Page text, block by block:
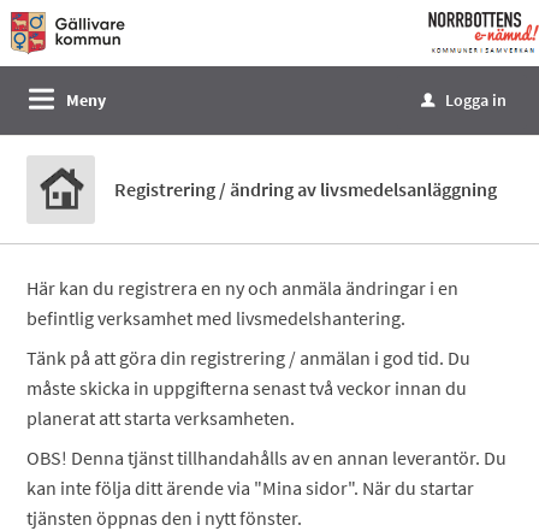
Välkommen
till
tjänster
Norrbottens
enämnd
Meny u Logga in
Registrering / ändring av livsmedelsanläggning
Här kan du registrera en ny och anmäla ändringar i en
befintlig verksamhet med livsmedelshantering.
Tänk på att göra din registrering / anmälan i god tid. Du
måste skicka in uppgifterna senast två veckor innan du
planerat att starta verksamheten.
OBS! Denna tjänst tillhandahålls av en annan leverantör. Du
kan inte följa ditt ärende via "Mina sidor". När du startar
tjänsten öppnas den i nytt fönster.